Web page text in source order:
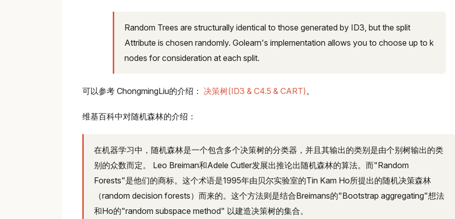
Random Trees are structurally identical to those generated by ID3, but the split
Attribute is chosen randomly. Golearn's implementation allows you to choose up to k
nodes for consideration at each split.
可以参考 ChongmingLiu的介绍： 决策树(ID3 & C4.5 & CART) 。
维基百科中对随机森林的介绍：
在机器学习中，随机森林是一个包含多个决策树的分类器，并且其输出的类别是由个别树输出的类
别的众数而定。 Leo Breiman和Adele Cutler发展出推论出随机森林的算法。而"Random
Forests"是他们的商标。这个术语是1995年由贝尔实验室的Tin Kam Ho所提出的随机决策森林
（random decision forests）而来的。这个方法则是结合Breimans的"Bootstrap aggregating"想法
和Ho的"random subspace method" 以建造决策树的集合。